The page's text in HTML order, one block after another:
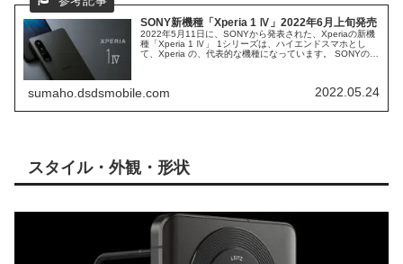
SONY新機種「Xperia 1 Ⅳ」2022年6月上旬発売
2022年5月11日に、SONYから発表された、Xperiaの新機
種「Xperia 1 Ⅳ」 1シリーズは、ハイエンドスマホとし
て、Xperia の、代表的な機種になっています。 SONYの、
sumaho.dsdsmobile.com 2022.05.24
スタイル・外観・形状